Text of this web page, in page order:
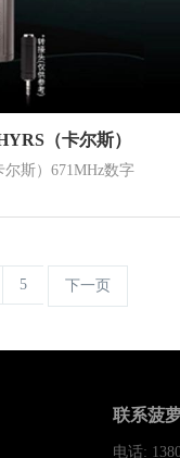
（卡尔斯）
尔斯）671MHz数字
5 下一页
联系菠
电话: